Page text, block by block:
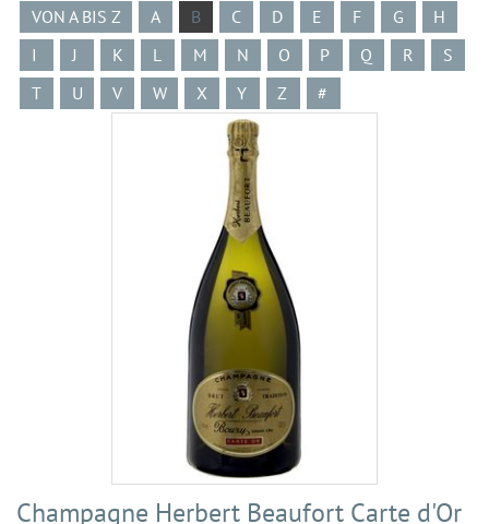
VON A BIS Z A B C D E F G
H
I
J K L M N O P Q R
S
T
U V W X Y Z #
Champagne Herbert Beaufort Carte d'Or